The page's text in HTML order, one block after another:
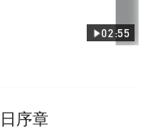
02:55
序章